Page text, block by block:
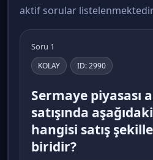
aktif sorular
Soru 1
KOLAY ID: 2990
Sermaye piyasası
satışında
hangisi satış
biridir?